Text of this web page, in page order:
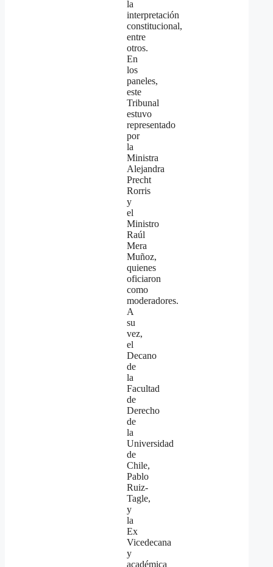
la
interpretación
constitucional,
entre
otros.
En
los
paneles,
este
Tribunal
estuvo
representado
por
la
Ministra
Alejandra
Precht
Rorris
y
el
Ministro
Raúl
Mera
Muñoz,
quienes
oficiaron
como
moderadores.
A
su
vez,
el
Decano
de
la
Facultad
de
Derecho
de
la
Universidad
de
Chile,
Pablo
Ruiz-
Tagle,
y
la
Ex
Vicedecana
y
académica